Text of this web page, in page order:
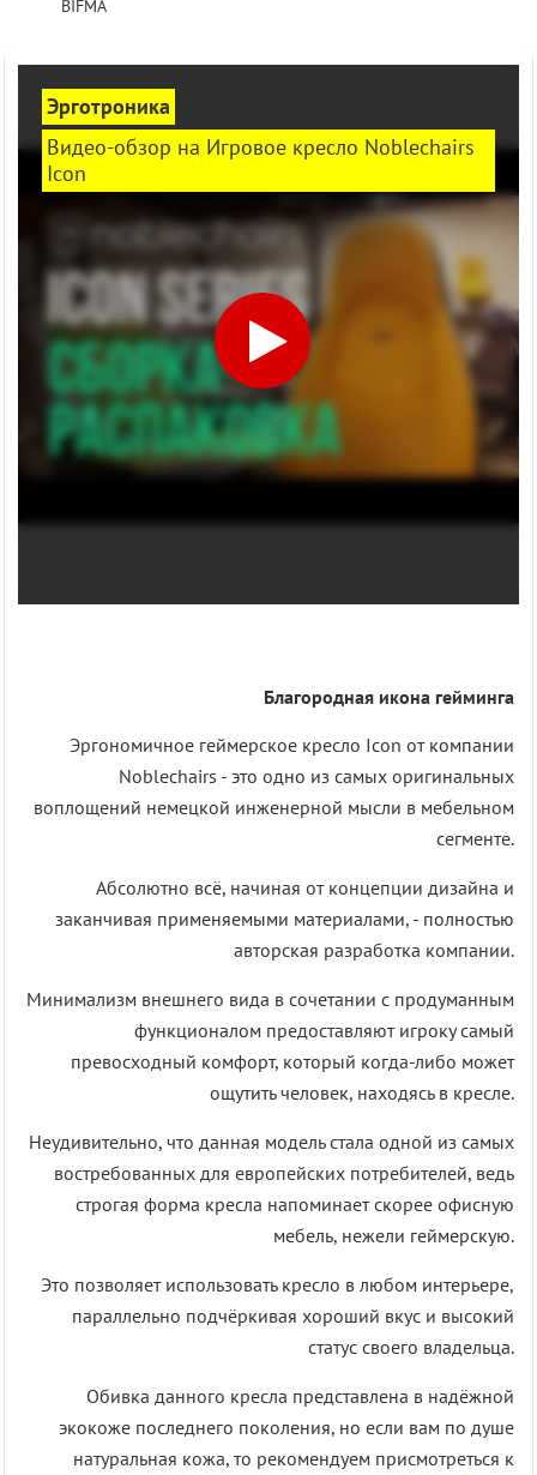
BIFMA
Эрготроника
Видео-обзор на Игровое кресло Noblechairs
Icon
Благородная икона гейминга
Эргономичное геймерское кресло Icon от компании
Noblechairs - это одно из самых оригинальных
воплощений немецкой инженерной мысли в мебельном
сегменте.
Абсолютно всё, начиная от концепции дизайна и
заканчивая применяемыми материалами, - полностью
авторская разработка компании.
Минимализм внешнего вида в сочетании с продуманным
функционалом предоставляют игроку самый
превосходный комфорт, который когда-либо может
ощутить человек, находясь в кресле.
Неудивительно, что данная модель стала одной из самых
востребованных для европейских потребителей, ведь
строгая форма кресла напоминает скорее офисную
мебель, нежели геймерскую.
Это позволяет использовать кресло в любом интерьере,
параллельно подчёркивая хороший вкус и высокий
статус своего владельца.
Обивка данного кресла представлена в надёжной
экокоже последнего поколения, но если вам по душе
натуральная кожа, то рекомендуем присмотреться к